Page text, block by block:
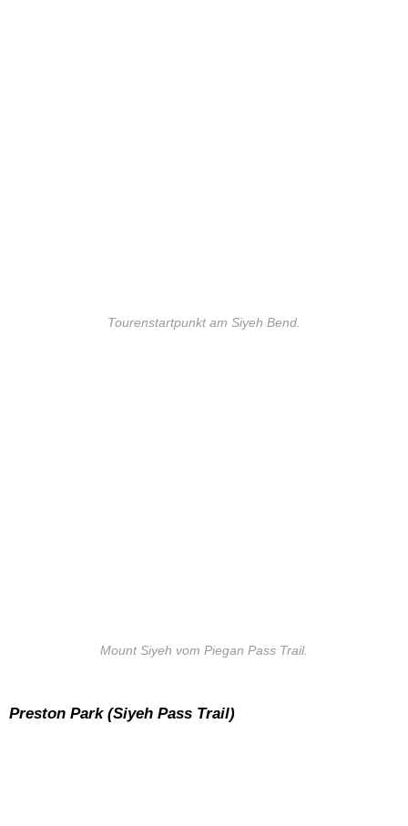
Tourenstartpunkt am Siyeh Bend.
Mount Siyeh vom Piegan Pass Trail.
Preston Park (Siyeh Pass Trail)